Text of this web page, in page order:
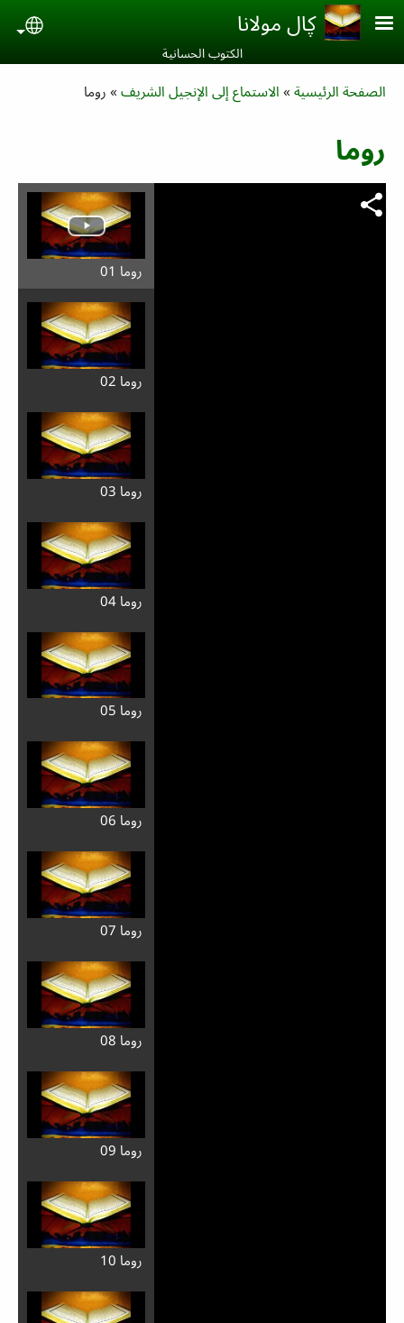
Skip to main content
ڮال مولانا
الكتوب الحسانية‎
Breadcrumb
الصفحة الرئيسية الاستماع إلى الإنجيل الشريف روما
روما
روما 01
روما 02
روما 03
روما 04
روما 05
روما 06
روما 07
روما 08
روما 09
روما 10